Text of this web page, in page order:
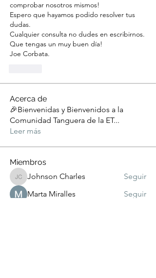
comprobar nosotros mismos!
Espero que hayamos podido resolver tus
dudas.
Cualquier consulta no dudes en escribirnos.
Que tengas un muy buen día!
Joe Corbata.
Acerca de
🎉Bienvenidas y Bienvenidos a la
Comunidad Tanguera de la ET...
Leer más
Miembros
Johnson Charles
Johnson Charles
Seguir
Marta Miralles
Seguir